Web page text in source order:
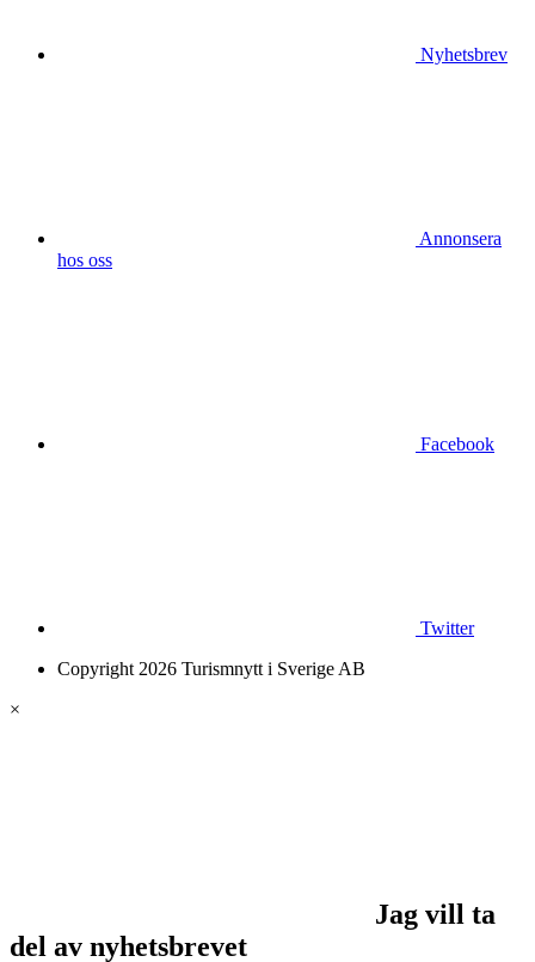
Nyhetsbrev
Annonsera
hos oss
Facebook
Twitter
Copyright 2026 Turismnytt i Sverige AB
×
Jag vill ta
del av nyhetsbrevet